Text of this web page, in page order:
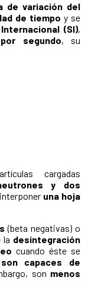
de variación del
de tiempo y se
(SI),
segundo, su
cargadas
y dos
una hoja
(beta negativas) o
la desintegración
cuando éste se
capaces de
son menos